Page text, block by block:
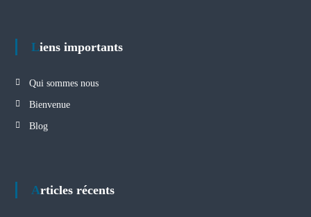
Liens importants
Qui sommes nous
Bienvenue
Blog
Articles récents